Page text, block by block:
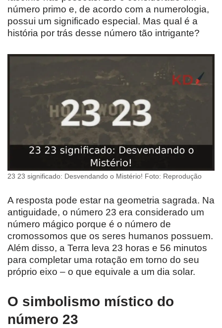
número primo e, de acordo com a numerologia,
possui um significado especial. Mas qual é a
história por trás desse número tão intrigante?
23 23 significado: Desvendando o Mistério! Foto: Reprodução
A resposta pode estar na geometria sagrada. Na
antiguidade, o número 23 era considerado um
número mágico porque é o número de
cromossomos que os seres humanos possuem.
Além disso, a Terra leva 23 horas e 56 minutos
para completar uma rotação em torno do seu
próprio eixo – o que equivale a um dia solar.
O simbolismo místico do
número 23